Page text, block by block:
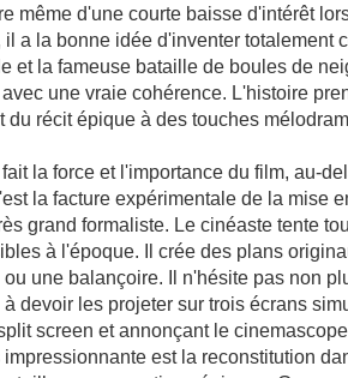
même d'une courte baisse d'intérêt
il a la bonne idée d'inventer totalement
et la fameuse bataille de boules de
une vraie cohérence. L'histoire
du récit épique à des touches
la force et l'importance du film, au-
la facture expérimentale de la mise
grand formaliste. Le cinéaste tente
à l'époque. Il crée des plans
une balançoire. Il n'hésite pas non
devoir les projeter sur trois écrans
screen et annonçant le
est la reconstitution